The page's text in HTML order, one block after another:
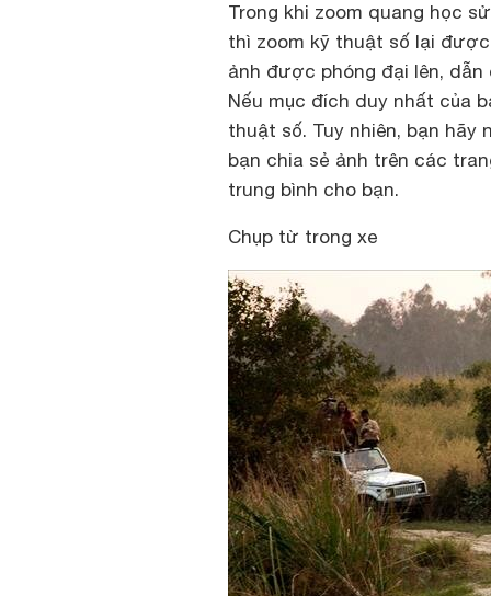
Trong khi zoom quang học
thì zoom kỹ thuật số lại
ảnh được phóng đại lên,
Nếu mục đích duy nhất của
thuật số. Tuy nhiên, bạn hãy
bạn chia sẻ ảnh trên các
trung bình cho bạn.
Chụp từ trong xe